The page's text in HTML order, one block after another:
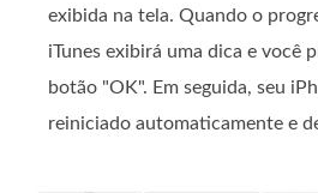
exibida na tela. Quando o
iTunes exibirá uma dica e você
botão "OK". Em seguida, seu
reiniciado automaticamente e